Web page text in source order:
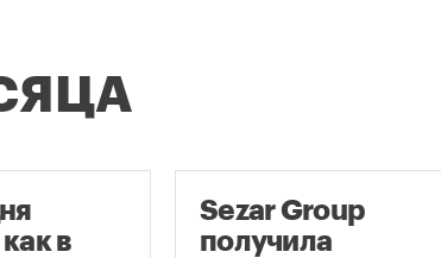
в
Sezar Group
получила